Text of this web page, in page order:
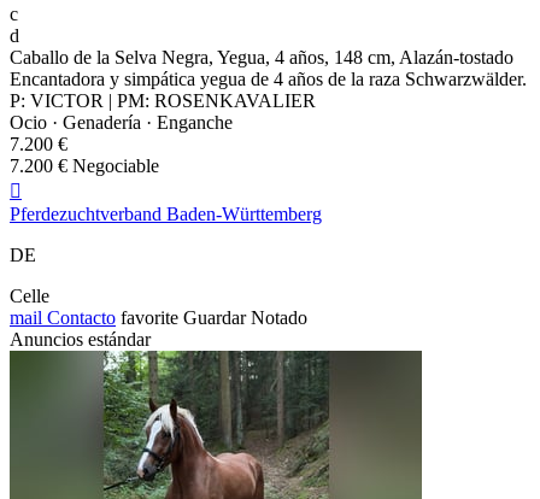
c
d
Caballo de la Selva Negra, Yegua, 4 años, 148 cm, Alazán-tostado
Encantadora y simpática yegua de 4 años de la raza Schwarzwälder.
P: VICTOR | PM: ROSENKAVALIER
Ocio · Genadería · Enganche
7.200 €
7.200 € Negociable

Pferdezuchtverband Baden-Württemberg
DE
Celle
mail Contacto favorite Guardar Notado
Anuncios estándar